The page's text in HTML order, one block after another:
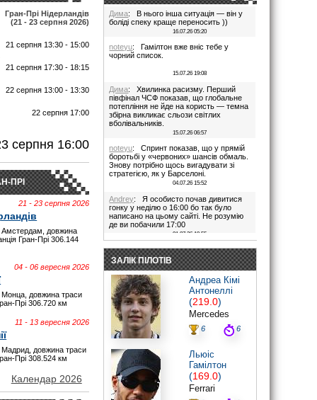
Гран-Прі Нідерландів
(21 - 23 серпня 2026)
21 серпня 13:30 - 15:00
21 серпня 17:30 - 18:15
22 серпня 13:00 - 13:30
22 серпня 17:00
серпня 16:00
ПРІ
21 - 23 серпня 2026
Амстердам, довжина
Гран-Прі 306.144
04 - 06 вересня 2026
Монца, довжина траси
Прі 306.720 км
11 - 13 вересня 2026
Мадрид, довжина траси
Прі 308.524 км
Календар 2026
Дима: В нього інша ситуація — він у
боліді спеку краще переносить ))
16.07.26 05:20
noteyu: Гамілтон вже вніс тебе у
чорний список.
15.07.26 19:08
Дима: Хвилинка расизму. Перший
півфінал ЧСФ показав, що глобальне
потепління не йде на користь — темна
збірна викликає сльози світлих
вболівальників.
15.07.26 06:57
noteyu: Спринт показав, що у прямій
боротьбі у «червоних» шансів обмаль.
Знову потрібно щось вигадувати зі
стратегією, як у Барселоні.
04.07.26 15:52
Andrey: Я особисто почав дивитися
гонку у неділю о 16:00 бо так було
написано на цьому сайті. Не розумію
де ви побачили 17:00
01.07.26 19:55
Дима: Іди на..., я не заповнюю ці
поля. В 17:00 була квала, гонка була в
16:00. Якщо ти не здатен відкрити очі,
то хто тобі винен?
28.06.26 22:45
maxizh: Було написано початок в
17:00. Не трусі. Якщо руко-жоп, то
визнай і сиди тихесенько, вчись якісно
працювати.
28.06.26 22:22
Дима: То злийся нафіг звідси, початок
гонки в 16:00. Все правильно написано
було.
Червоних перехвалили. Що творили їх
стратеги в Австрії((
ЗАЛІК ПІЛОТІВ
Андреа Кімі
Антонеллі
(219.0)
Mercedes
6 6
Льюіс
Гамілтон
(169.0)
Ferrari